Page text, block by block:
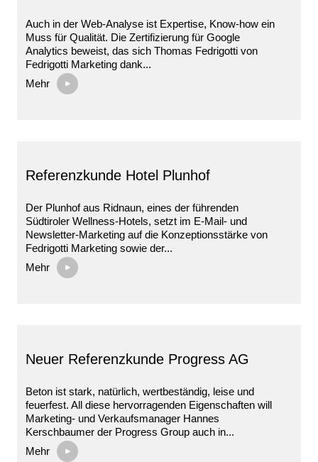
Auch in der Web-Analyse ist Expertise, Know-how ein
Muss für Qualität. Die Zertifizierung für Google
Analytics beweist, das sich Thomas Fedrigotti von
Fedrigotti Marketing dank...
Mehr
Referenzkunde Hotel Plunhof
Der Plunhof aus Ridnaun, eines der führenden
Südtiroler Wellness-Hotels, setzt im E-Mail- und
Newsletter-Marketing auf die Konzeptionsstärke von
Fedrigotti Marketing sowie der...
Mehr
Neuer Referenzkunde Progress AG
Beton ist stark, natürlich, wertbeständig, leise und
feuerfest. All diese hervorragenden Eigenschaften will
Marketing- und Verkaufsmanager Hannes
Kerschbaumer der Progress Group auch in...
Mehr